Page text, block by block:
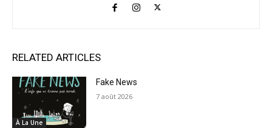
RELATED ARTICLES
À La Une
Fake News
7 août 2026